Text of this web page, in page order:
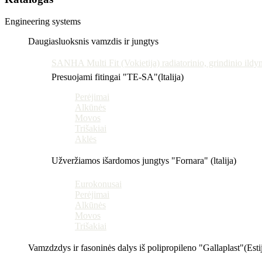
Engineering systems
Daugiasluoksnis vamzdis ir jungtys
SANHA Multi Fit (Vokietija) radiatorinio, grindinio
Presuojami fitingai "TE-SA"(ltalija)
Perėjimai
Alkūnės
Movos
Trišakiai
Aklės
Užveržiamos išardomos jungtys "Fornara" (ltalija)
Eurokonusai
Perėjimai
Alkūnės
Movos
Trišakiai
Vamzdzdys ir fasoninės dalys iš polipropileno